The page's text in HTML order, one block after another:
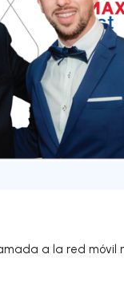
a la red móvil